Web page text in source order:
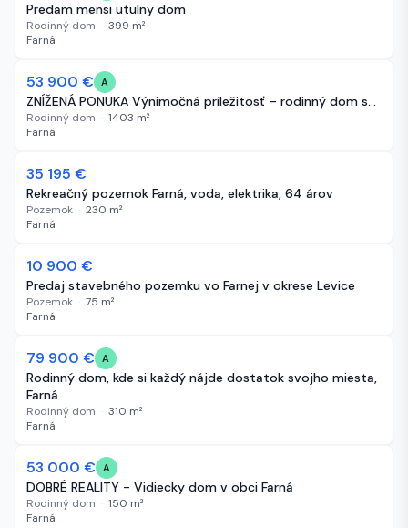
Predam mensi utulny dom
Rodinný dom · 399 m²
Farná
58 dní
53 900 € A
ZNÍŽENÁ PONUKA Výnimočná príležitosť – rodinný dom s...
Rodinný dom · 1403 m²
Farná
58 dní
35 195 €
Rekreačný pozemok Farná, voda, elektrika, 64 árov
Pozemok · 230 m²
Farná
58 dní
10 900 €
Predaj stavebného pozemku vo Farnej v okrese Levice
Pozemok · 75 m²
Farná
75 dní
79 900 € A
Rodinný dom, kde si každý nájde dostatok svojho miesta,
Farná
Rodinný dom · 310 m²
Farná
76 dní
53 000 € A
DOBRÉ REALITY - Vidiecky dom v obci Farná
Rodinný dom · 150 m²
Farná